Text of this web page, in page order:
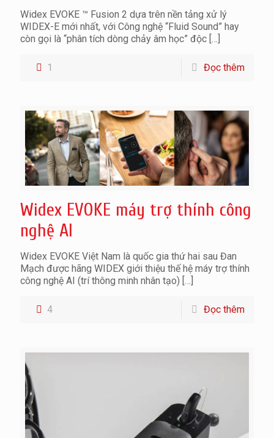
Widex EVOKE ™ Fusion 2 dựa trên nền tảng xử lý
WIDEX-E mới nhất, với Công nghệ “Fluid Sound” hay
còn gọi là “phân tích dòng chảy âm học” độc […]
1 Đọc thêm
Widex EVOKE máy trợ thính công
nghệ AI
Widex EVOKE Việt Nam là quốc gia thứ hai sau Đan
Mạch được hãng WIDEX giới thiệu thế hệ máy trợ thính
công nghệ AI (trí thông minh nhân tạo) […]
4 Đọc thêm